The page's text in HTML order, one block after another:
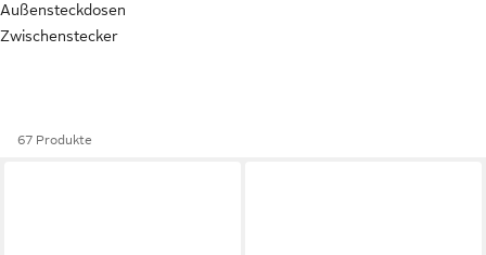
Außensteckdosen
Zwischenstecker
67 Produkte